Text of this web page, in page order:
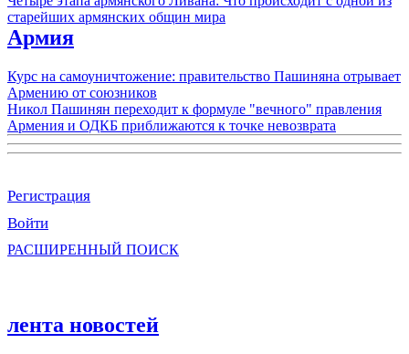
старейших армянских общин мира
Армия
Курс на самоуничтожение: правительство Пашиняна отрывает
Армению от союзников
Никол Пашинян переходит к формуле "вечного" правления
Армения и ОДКБ приближаются к точке невозврата
Регистрация
Войти
РАСШИРЕННЫЙ ПОИСК
лента новостей